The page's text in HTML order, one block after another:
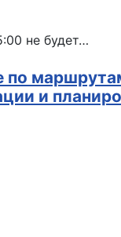
не будет…
и